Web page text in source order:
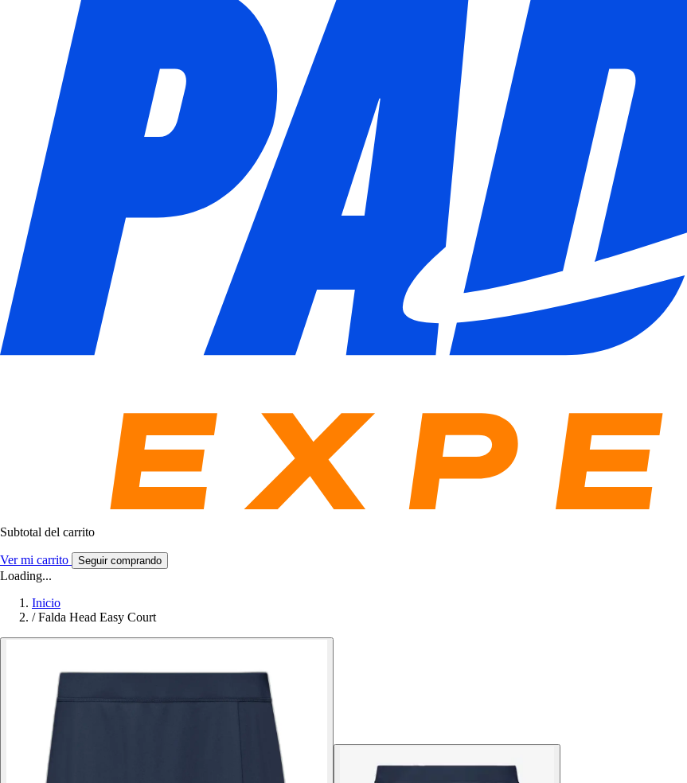
Subtotal del carrito
Ver mi carrito Seguir comprando
Loading...
Inicio
/ Falda Head Easy Court